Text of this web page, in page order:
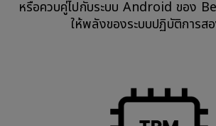
หรือควบคู่ไปกับระบบ Android ของ
ให้พลังของระบบปฏิบัติการส